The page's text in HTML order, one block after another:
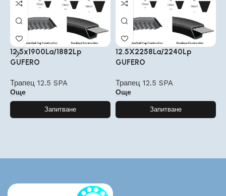
12.5x1900La/1882Lp
GUFERO
Трапец 12.5 SPA
Още
Запитване
12.5X2258La/2240Lp
GUFERO
Трапец 12.5 SPA
Още
Запитване